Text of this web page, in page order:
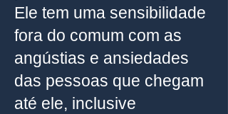
Ele tem uma sensibilidade
fora do comum com as
angústias e ansiedades
das pessoas que chegam
até ele, inclusive